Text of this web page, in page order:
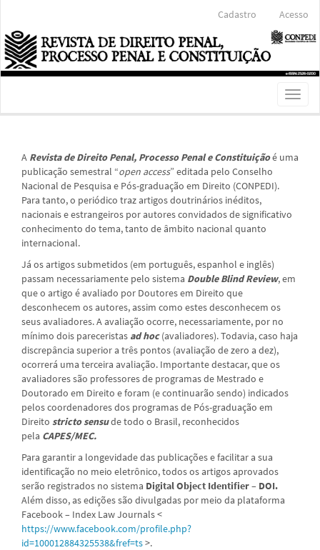
Conteúdo
principal
Barra
Lateral
Cadastro Acesso
Toggle
A Revista de Direito Penal, Processo Penal e Constituiçãoé uma
publicação semestral “open access” editada pelo Conselho
Nacional de Pesquisa e Pós-graduação em Direito (CONPEDI).
Para tanto, o periódico traz artigos doutrinários inéditos,
nacionais e estrangeiros por autores convidados de significativo
conhecimento do tema, tanto de âmbito nacional quanto
internacional.
Já os artigos submetidos (em português, espanhol e inglês)
passam necessariamente pelo sistema Double Blind Review, em
que o artigo é avaliado por Doutores em Direito que
desconhecem os autores, assim como estes desconhecem os
seus avaliadores. A avaliação ocorre, necessariamente, por no
mínimo dois pareceristas ad hoc(avaliadores). Todavia, caso haja
discrepância superior a três pontos (avaliação de zero a dez),
ocorrerá uma terceira avaliação. Importante destacar, que os
avaliadores são professores de programas de Mestrado e
Doutorado em Direito e foram (e continuarão sendo) indicados
pelos coordenadores dos programas de Pós-graduação em
Direito stricto sensude todo o Brasil, reconhecidos
pela CAPES/MEC.
Para garantir a longevidade das publicações e facilitar a sua
identificação no meio eletrônico, todos os artigos aprovados
serão registrados no sistema Digital Object Identifier – DOI.
Além disso, as edições são divulgadas por meio da plataforma
Facebook – Index Law Journals <
https://www.facebook.com/profile.php?
id=100012884325538&fref=ts>.